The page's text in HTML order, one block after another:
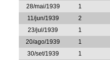
28/mai/1939
1
11/jun/1939
2
23/jul/1939
1
20/ago/1939
1
30/set/1939
1